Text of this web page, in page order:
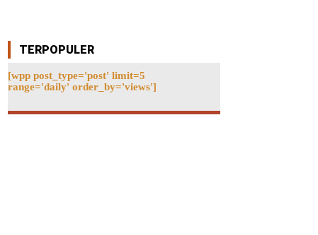
TERPOPULER
[wpp post_type='post' limit=5
range='daily' order_by='views']